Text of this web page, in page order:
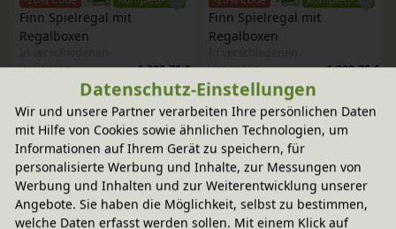
Finn Spielregal mit
Regalboxen
Varianten
1.389,75 €
Finn Spielregal mit
Regalboxen
Varianten
1.389,75 €
-20% Code Komplett-Set
Finn Spielregal mit
Regalboxen
In verschiedenen
Varianten
1.389,75 €
-20% Code Komplett-Set
Finn Spielregal mit
Regalboxen
In verschiedenen
Varianten
1.389,75 €
Datenschutz-Einstellungen
Wir und unsere Partner verarbeiten Ihre persönlichen Daten
mit Hilfe von Cookies sowie ähnlichen Technologien, um
Informationen auf Ihrem Gerät zu speichern, für
personalisierte Werbung und Inhalte, zur Messungen von
Werbung und Inhalten und zur Weiterentwicklung unserer
Angebote. Sie haben die Möglichkeit, selbst zu bestimmen,
welche Daten erfasst werden sollen. Mit einem Klick auf